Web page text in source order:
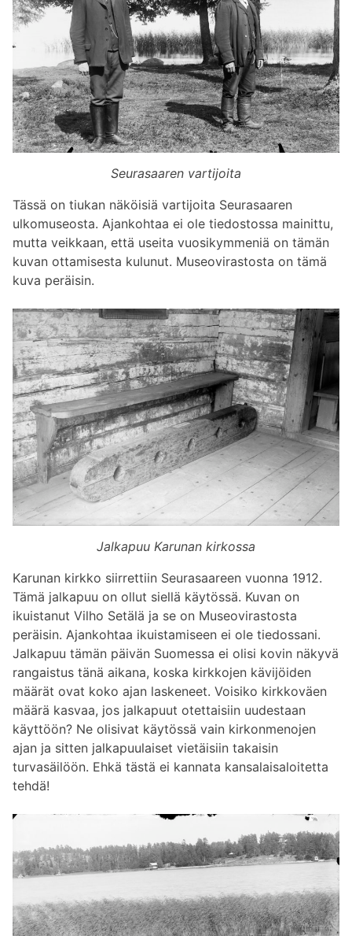
Seurasaaren vartijoita
Tässä on tiukan näköisiä vartijoita Seurasaaren
ulkomuseosta. Ajankohtaa ei ole tiedostossa mainittu,
mutta veikkaan, että useita vuosikymmeniä on tämän
kuvan ottamisesta kulunut. Museovirastosta on tämä
kuva peräisin.
Jalkapuu Karunan kirkossa
Karunan kirkko siirrettiin Seurasaareen vuonna 1912.
Tämä jalkapuu on ollut siellä käytössä. Kuvan on
ikuistanut Vilho Setälä ja se on Museovirastosta
peräisin. Ajankohtaa ikuistamiseen ei ole tiedossani.
Jalkapuu tämän päivän Suomessa ei olisi kovin näkyvä
rangaistus tänä aikana, koska kirkkojen kävijöiden
määrät ovat koko ajan laskeneet. Voisiko kirkkoväen
määrä kasvaa, jos jalkapuut otettaisiin uudestaan
käyttöön? Ne olisivat käytössä vain kirkonmenojen
ajan ja sitten jalkapuulaiset vietäisiin takaisin
turvasäilöön. Ehkä tästä ei kannata kansalaisaloitetta
tehdä!